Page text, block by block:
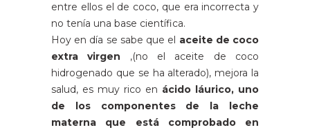
entre ellos el de coco, que era incorrecta y
no tenía una base científica.
Hoy en día se sabe que el aceite de coco
extra virgen ,(no el aceite de coco
hidrogenado que se ha alterado), mejora la
salud, es muy rico en ácido láurico, uno
de los componentes de la leche
materna que está comprobado en